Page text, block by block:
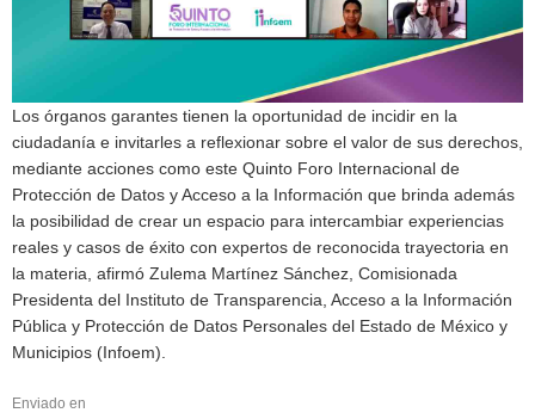
Los órganos garantes tienen la oportunidad de incidir en la
ciudadanía e invitarles a reflexionar sobre el valor de sus derechos,
mediante acciones como este Quinto Foro Internacional de
Protección de Datos y Acceso a la Información que brinda además
la posibilidad de crear un espacio para intercambiar experiencias
reales y casos de éxito con expertos de reconocida trayectoria en
la materia, afirmó Zulema Martínez Sánchez, Comisionada
Presidenta del Instituto de Transparencia, Acceso a la Información
Pública y Protección de Datos Personales del Estado de México y
Municipios (Infoem).
Enviado en